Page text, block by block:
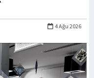
4 Ağu 2026